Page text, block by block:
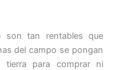
son tan rentables que
del campo se pongan
tierra para comprar ni